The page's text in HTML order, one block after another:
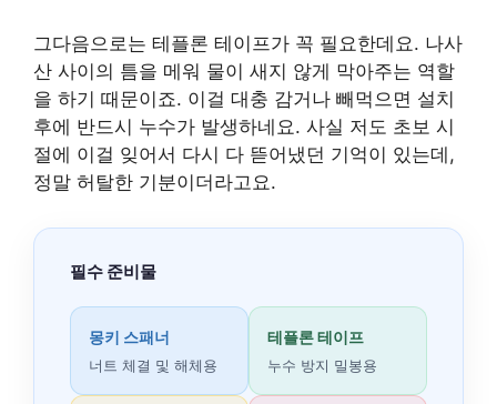
그다음으로는 테플론 테이프가 꼭 필요한데요. 나사
산 사이의 틈을 메워 물이 새지 않게 막아주는 역할
을 하기 때문이죠. 이걸 대충 감거나 빼먹으면 설치
후에 반드시 누수가 발생하네요. 사실 저도 초보 시
절에 이걸 잊어서 다시 다 뜯어냈던 기억이 있는데,
정말 허탈한 기분이더라고요.
필수 준비물
몽키 스패너
너트 체결 및 해체용
테플론 테이프
누수 방지 밀봉용